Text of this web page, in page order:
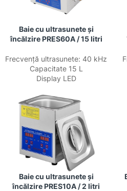
Baie cu ultrasunete și
încălzire PRES60A / 15 litri
Frecvență ultrasunete: 40 kHz
Capacitate 15 L
Display LED
Baie cu ultrasunete și
încălzire PRES10A / 2 litri